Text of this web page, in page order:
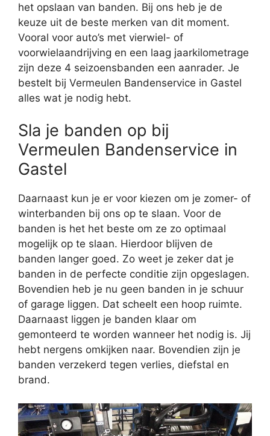
het opslaan van banden. Bij ons heb je de
keuze uit de beste merken van dit moment.
Vooral voor auto’s met vierwiel- of
voorwielaandrijving en een laag jaarkilometrage
zijn deze 4 seizoensbanden een aanrader. Je
bestelt bij Vermeulen Bandenservice in Gastel
alles wat je nodig hebt.
Sla je banden op bij
Vermeulen Bandenservice in
Gastel
Daarnaast kun je er voor kiezen om je zomer- of
winterbanden bij ons op te slaan. Voor de
banden is het het beste om ze zo optimaal
mogelijk op te slaan. Hierdoor blijven de
banden langer goed. Zo weet je zeker dat je
banden in de perfecte conditie zijn opgeslagen.
Bovendien heb je nu geen banden in je schuur
of garage liggen. Dat scheelt een hoop ruimte.
Daarnaast liggen je banden klaar om
gemonteerd te worden wanneer het nodig is. Jij
hebt nergens omkijken naar. Bovendien zijn je
banden verzekerd tegen verlies, diefstal en
brand.